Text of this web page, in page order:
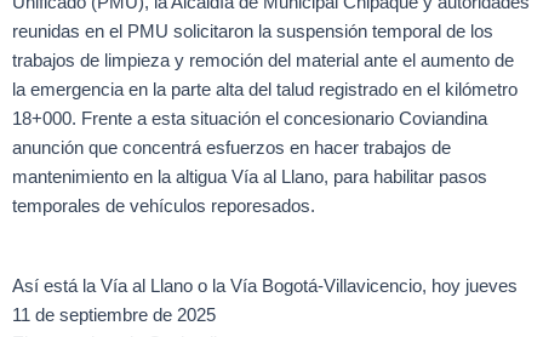
reunidas en el PMU solicitaron la suspensión temporal de los
trabajos de limpieza y remoción del material ante el aumento de
la emergencia en la parte alta del talud registrado en el kilómetro
18+000. Frente a esta situación el concesionario Coviandina
anunción que concentrá esfuerzos en hacer trabajos de
mantenimiento en la altigua Vía al Llano, para habilitar pasos
temporales de vehículos reporesados.
Así está la Vía al Llano o la Vía Bogotá-Villavicencio, hoy jueves
11 de septiembre de 2025